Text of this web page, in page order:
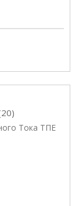
20
Тока ТПЕ